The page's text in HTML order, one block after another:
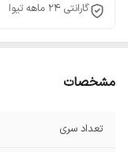
گارانتی 24 ماهه تیوا
مشخصات
تعداد سری